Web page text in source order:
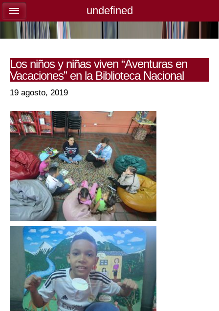
Los niños y niñas viven “Aventuras en
Vacaciones” en la Biblioteca Nacional
19 agosto, 2019
undefined
undefined